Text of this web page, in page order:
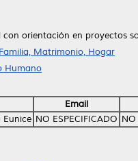
orientación en proyectos
Matrimonio, Hogar
Humano
Email
Eunice NO ESPECIFICADO NO